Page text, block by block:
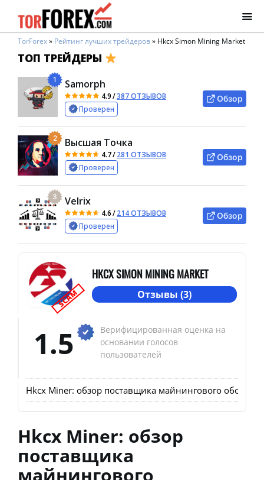
TorForex» Рейтинг лучших трейдеров» Hkcx Simon Mining Market
ТОП ТРЕЙДЕРЫ
1 Samorph
4.9/387 ОТЗЫВОВ
Проверен
Обзор
2 Высшая Точка
4.7/281 ОТЗЫВОВ
Проверен
Обзор
3 Velrix
4.6/214 ОТЗЫВОВ
Проверен
Обзор
SCAM
HKCX SIMON MINING MARKET
Отзывы (3)
1.5
Верифицированная оценка на
основании голосов
пользователей
Hkcx Miner: обзор поставщика майнингового
Hkcx Miner: обзор
поставщика
майнингового